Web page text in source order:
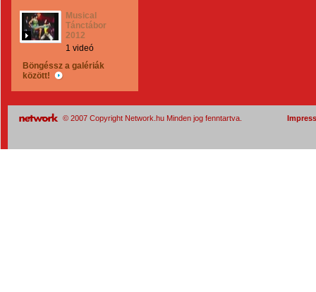
Musical
Tánctábor
2012
1 videó
Böngéssz a galériák
között!
© 2007 Copyright Network.hu Minden jog fenntartva.